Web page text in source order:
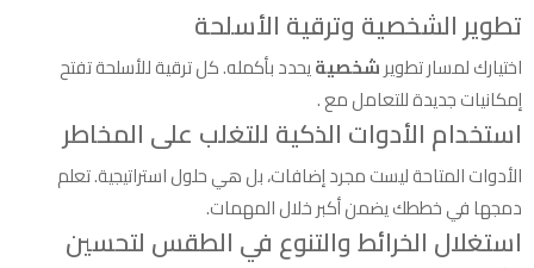
تطوير الشخصية وترقية الأسلحة
اختيارك لمسار تطويرشخصيةيحدد بأكمله. كل ترقية للأسلحة تفتح
إمكانيات جديدة للتعامل مع .
استخدام الأدوات الذكية للتغلب على المخاطر
الأدوات المتاحة ليست مجرد إضافات، بل هي حلول استراتيجية. تعلم
دمجها في خططك يضمن أكبر خلال المهمات.
استغلال الخرائط والتنوع في الطقس لتحسين